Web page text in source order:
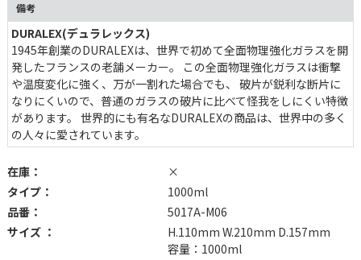
備考
DURALEX(デュラレックス)
1945年創業のDURALEXは、世界で初めて全面物理強化ガラスを開
発したフランスの老舗メーカー。 この全面物理強化ガラスは衝撃
温度変化に強く、万が一割れた場合でも、 破片が鋭利な断片に
なりにくいので、普通のガラスの破片に比べて怪我をしにくい特徴
があります。 世界的にも有名なDURALEXの商品は、世界中の多く
の人々に愛されています。
在庫：
×
タイプ：
1000ml
品番：
5017A-M06
サイズ ：
H.110mm W.210mm D.157mm
容量：1000ml